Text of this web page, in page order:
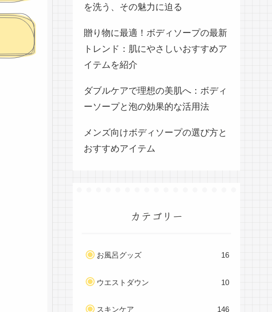
を洗う、その魅力に迫る
贈り物に最適！ボディソープの最新
トレンド：肌にやさしいおすすめア
イテムを紹介
ダブルケアで理想の美肌へ：ボディ
ーソープと泡の効果的な活用法
メンズ向けボディソープの選び方と
おすすめアイテム
カテゴリー
お風呂グッズ 16
ウエストダウン 10
スキンケア 146